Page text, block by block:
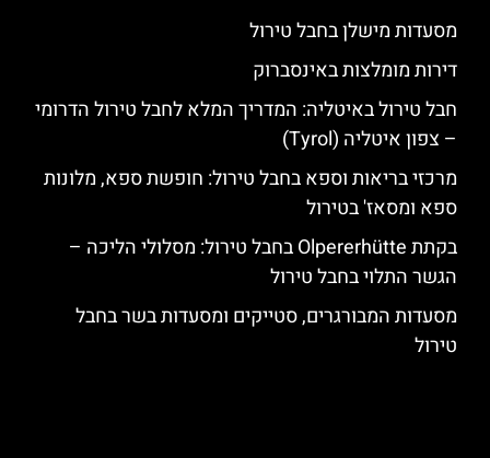
מסעדות מישלן בחבל טירול
דירות מומלצות באינסברוק
חבל טירול באיטליה: המדריך המלא לחבל טירול הדרומי
– צפון איטליה (Tyrol)
מרכזי בריאות וספא בחבל טירול: חופשת ספא, מלונות
ספא ומסאז' בטירול
בקתת Olpererhütte בחבל טירול: מסלולי הליכה –
הגשר התלוי בחבל טירול
מסעדות המבורגרים, סטייקים ומסעדות בשר בחבל
טירול